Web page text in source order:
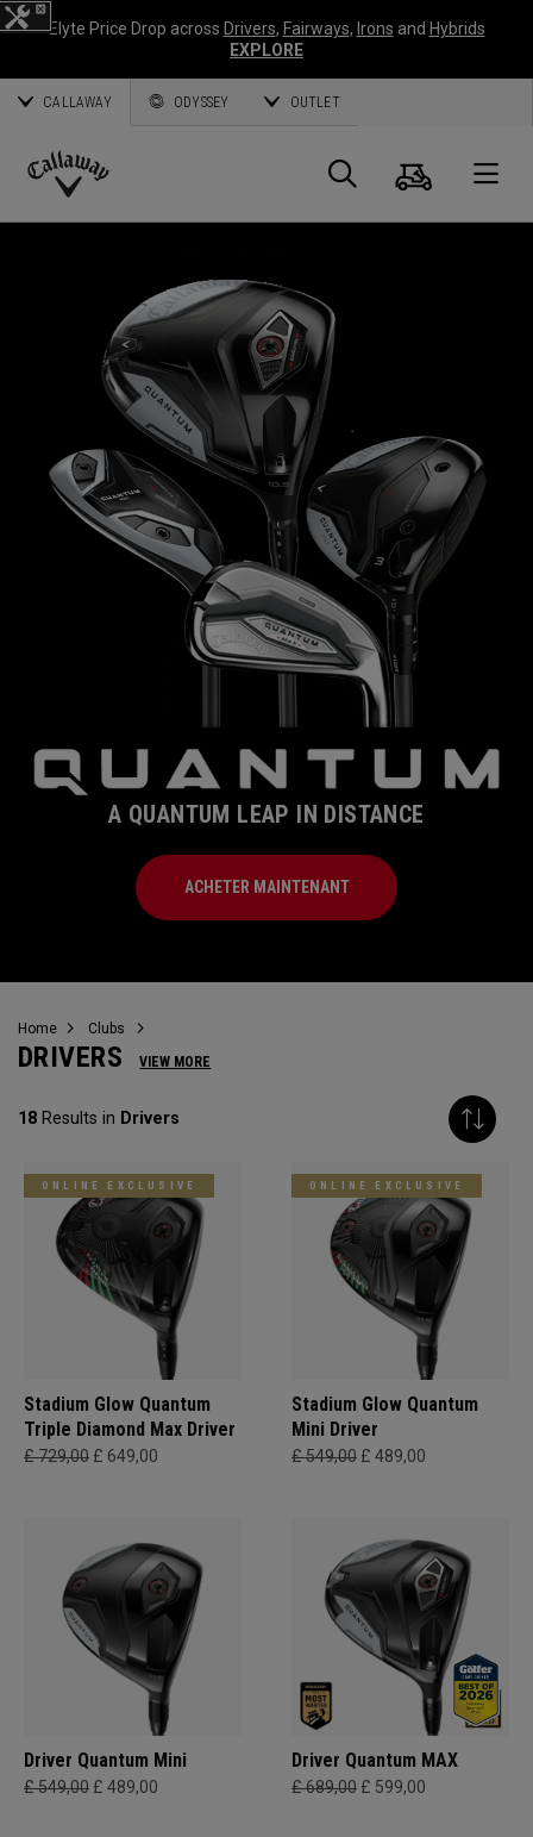
Elyte Price Drop across Drivers, Fairways, Irons and Hybrids
EXPLORE
CALLAWAY ODYSSEY OUTLET
Callaway
Panier
A QUANTUM LEAP IN DISTANCE
ACHETER MAINTENANT
Home Clubs
DRIVERS VIEW MORE
18 Results in Drivers
ONLINE EXCLUSIVE
Stadium Glow Quantum
Triple Diamond Max Driver
£ 729,00 £ 649,00
ONLINE EXCLUSIVE
Stadium Glow Quantum
Mini Driver
£ 549,00 £ 489,00
Driver Quantum Mini
£ 549,00 £ 489,00
Driver Quantum MAX
£ 689,00 £ 599,00